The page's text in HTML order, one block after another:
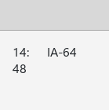
14:
48
IA-64